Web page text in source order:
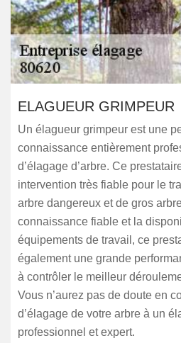
ELAGUEUR GRIMPEUR
Un élagueur grimpeur est une
connaissance entièrement
d’élagage d’arbre. Ce
intervention très fiable pour le
arbre dangereux et de gros
connaissance fiable et la
équipements de travail, ce
également une grande
à contrôler le meilleur
Vous n’aurez pas de doute en
d’élagage de votre arbre à un
professionnel et expert.